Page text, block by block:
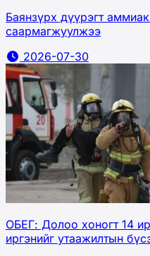
Баянзүрх дүүрэгт
саармагжуулжээ
2026-07-30
ОБЕГ: Долоо хоногт 14
иргэнийг утаажилтын